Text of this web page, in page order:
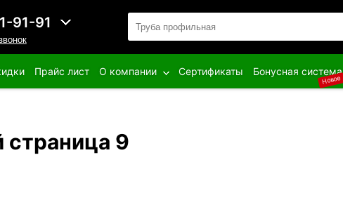
91-91
Прайс лист О компании Сертификаты Бонусная система
Новое
страница 9